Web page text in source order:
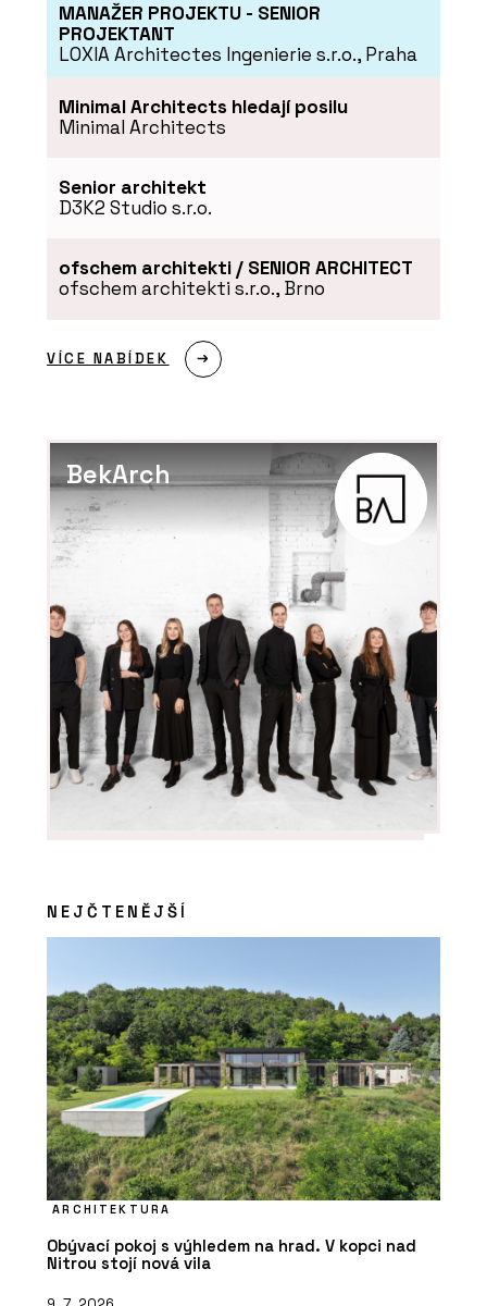
PRODUKTY
Překližka okoume - Plygroup
Překližka akát/eukalyptus - Plygroup
MANAŽER PROJEKTU - SENIOR
PROJEKTANT
LOXIA Architectes Ingenierie s.r.o., Praha
Minimal Architects hledají posilu
Minimal Architects
Senior architekt
D3K2 Studio s.r.o.
ofschem architekti / SENIOR ARCHITECT
ofschem architekti s.r.o., Brno
VÍCE NABÍDEK
BekArch
NEJČTENĚJŠÍ
ARCHITEKTURA
Obývací pokoj s výhledem na hrad. V kopci nad
Nitrou stojí nová vila